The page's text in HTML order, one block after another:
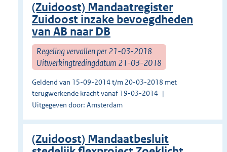
(Zuidoost) Mandaatregister
Zuidoost inzake bevoegdheden
van AB naar DB
Regeling vervallen per 21-03-2018
Uitwerkingtredingdatum 21-03-2018
Geldend van 15-09-2014 t/m 20-03-2018 met
terugwerkende kracht vanaf 19-03-2014
Uitgegeven door: Amsterdam
(Zuidoost) Mandaatbesluit